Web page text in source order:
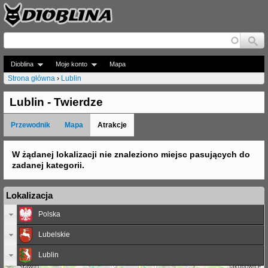
Jump to navigation
Dioblina Moje konto Mapa
J
e
s
e
ś
t
a
Strona główna › Lublin
Lublin - Twierdze
Przewodnik Mapa Atrakcje
W żądanej lokalizacji nie znaleziono miejsc pasujących do
zadanej kategorii.
Lokalizacja
Polska
Lubelskie
Lublin